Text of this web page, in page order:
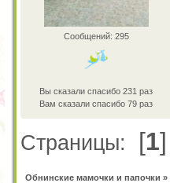
Сообщений: 295
Вы сказали спасибо 231 раз
Вам сказали спасибо 79 раз
Страницы: [1]
Обнинские мамочки и папочки »